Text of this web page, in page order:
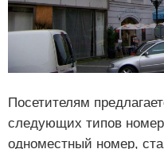
Посетителям
следующих типов
одноместный номер,